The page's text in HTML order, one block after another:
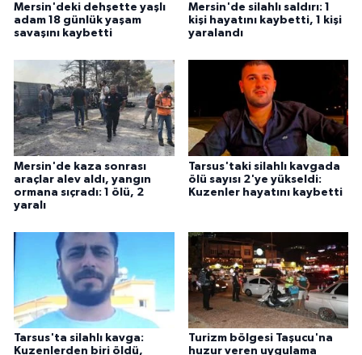
Mersin'deki dehşette yaşlı
adam 18 günlük yaşam
savaşını kaybetti
Mersin'de silahlı saldırı: 1
kişi hayatını kaybetti, 1 kişi
yaralandı
Mersin'de kaza sonrası
araçlar alev aldı, yangın
ormana sıçradı: 1 ölü, 2
yaralı
Tarsus'taki silahlı kavgada
ölü sayısı 2'ye yükseldi:
Kuzenler hayatını kaybetti
Tarsus'ta silahlı kavga:
Kuzenlerden biri öldü,
Turizm bölgesi Taşucu'na
huzur veren uygulama